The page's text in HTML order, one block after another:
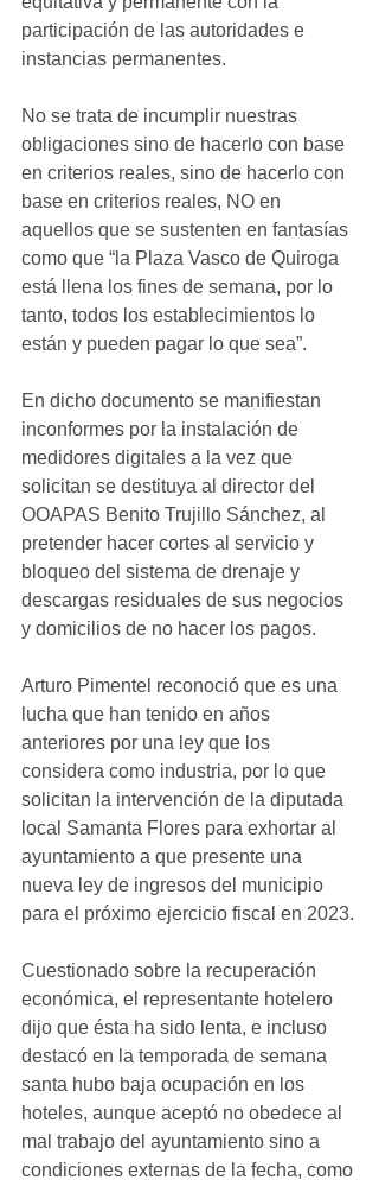
participación de las autoridades e
instancias permanentes.
No se trata de incumplir nuestras
obligaciones sino de hacerlo con base
en criterios reales, sino de hacerlo con
base en criterios reales, NO en
aquellos que se sustenten en fantasías
como que “la Plaza Vasco de Quiroga
está llena los fines de semana, por lo
tanto, todos los establecimientos lo
están y pueden pagar lo que sea”.
En dicho documento se manifiestan
inconformes por la instalación de
medidores digitales a la vez que
solicitan se destituya al director del
OOAPAS Benito Trujillo Sánchez, al
pretender hacer cortes al servicio y
bloqueo del sistema de drenaje y
descargas residuales de sus negocios
y domicilios de no hacer los pagos.
Arturo Pimentel reconoció que es una
lucha que han tenido en años
anteriores por una ley que los
considera como industria, por lo que
solicitan la intervención de la diputada
local Samanta Flores para exhortar al
ayuntamiento a que presente una
nueva ley de ingresos del municipio
para el próximo ejercicio fiscal en 2023.
Cuestionado sobre la recuperación
económica, el representante hotelero
dijo que ésta ha sido lenta, e incluso
destacó en la temporada de semana
santa hubo baja ocupación en los
hoteles, aunque aceptó no obedece al
mal trabajo del ayuntamiento sino a
condiciones externas de la fecha, como